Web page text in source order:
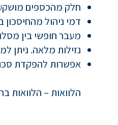
חלק מהכספים
דמי ניהול
מעבר חופשי בין
נזילות מלאה. ניתן
אפשרות להפקדת
הלוואות – הלוואות